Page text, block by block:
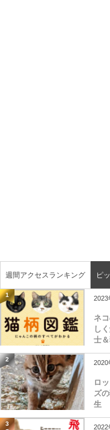
週間アクセスランキング ピ
1 2023
ネ
し
士
2 2020
ロ
ズ
生
3 2022